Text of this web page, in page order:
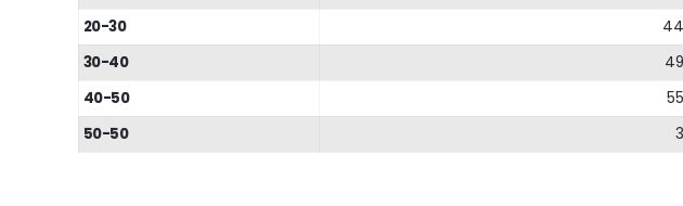
20-30
44
30-40
49
40-50
55
50-50
3